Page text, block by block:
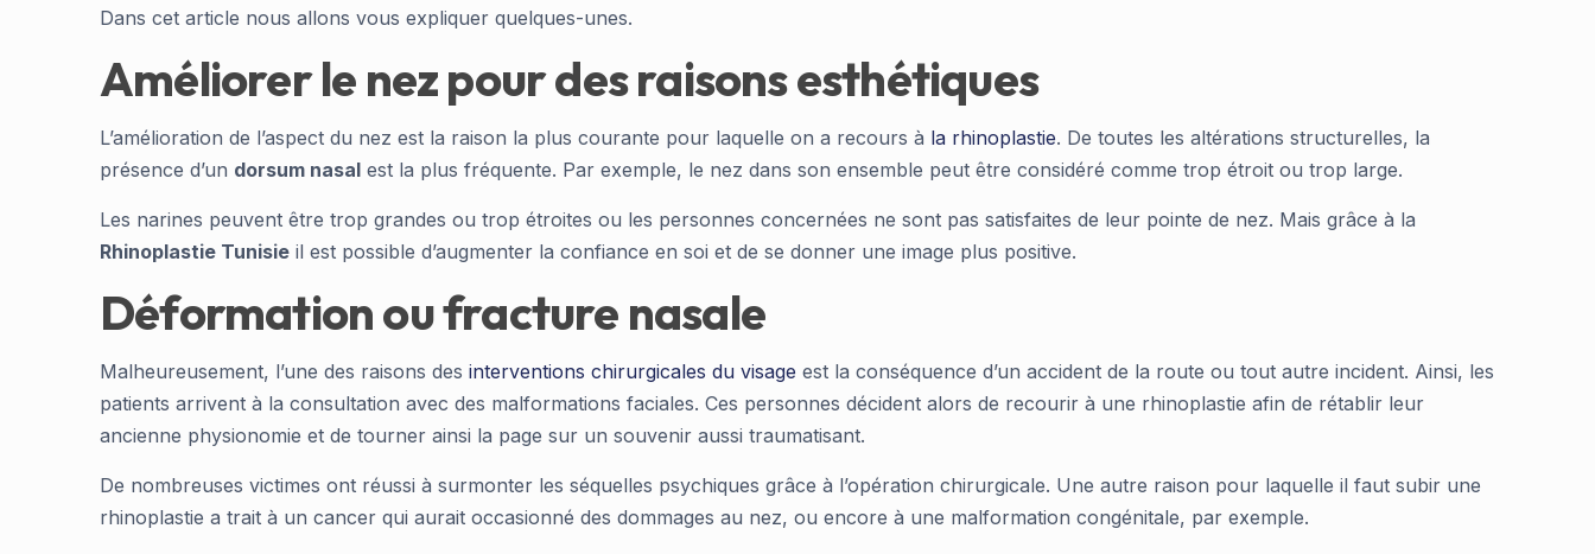
Dans cet article nous allons vous expliquer quelques-unes.
Améliorer le nez pour des raisons esthétiques
L’amélioration de l’aspect du nez est la raison la plus courante pour laquelle on a recours à la rhinoplastie. De toutes les altérations structurelles, la
présence d’un dorsum nasal est la plus fréquente. Par exemple, le nez dans son ensemble peut être considéré comme trop étroit ou trop large.
Les narines peuvent être trop grandes ou trop étroites ou les personnes concernées ne sont pas satisfaites de leur pointe de nez. Mais grâce à la
Rhinoplastie Tunisie il est possible d’augmenter la confiance en soi et de se donner une image plus positive.
Déformation ou fracture nasale
Malheureusement, l’une des raisons des interventions chirurgicales du visage est la conséquence d’un accident de la route ou tout autre incident. Ainsi, les
patients arrivent à la consultation avec des malformations faciales. Ces personnes décident alors de recourir à une rhinoplastie afin de rétablir leur
ancienne physionomie et de tourner ainsi la page sur un souvenir aussi traumatisant.
De nombreuses victimes ont réussi à surmonter les séquelles psychiques grâce à l’opération chirurgicale. Une autre raison pour laquelle il faut subir une
rhinoplastie a trait à un cancer qui aurait occasionné des dommages au nez, ou encore à une malformation congénitale, par exemple.